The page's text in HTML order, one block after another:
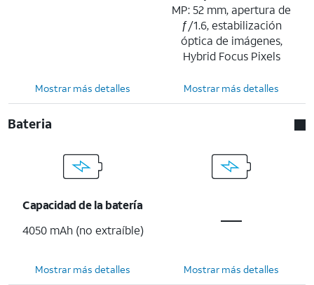
MP: 52 mm, apertura de
ƒ/1.6, estabilización
óptica de imágenes,
Hybrid Focus Pixels
Mostrar más detalles Mostrar más detalles
Bateria
Capacidad de la batería
4050 mAh (no extraíble)
Mostrar más detalles Mostrar más detalles